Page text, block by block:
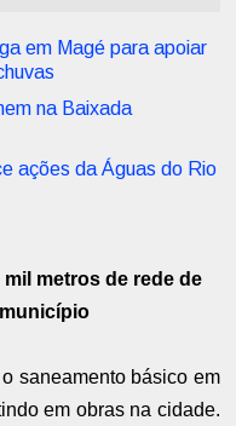
em Magé para apoiar
na Baixada
ações da Águas do Rio
metros de rede de
saneamento básico em
em obras na cidade.